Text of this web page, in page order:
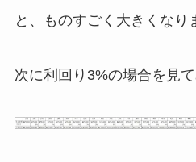
と、ものすごく大きくなり
次に利回り3%の場合を見て